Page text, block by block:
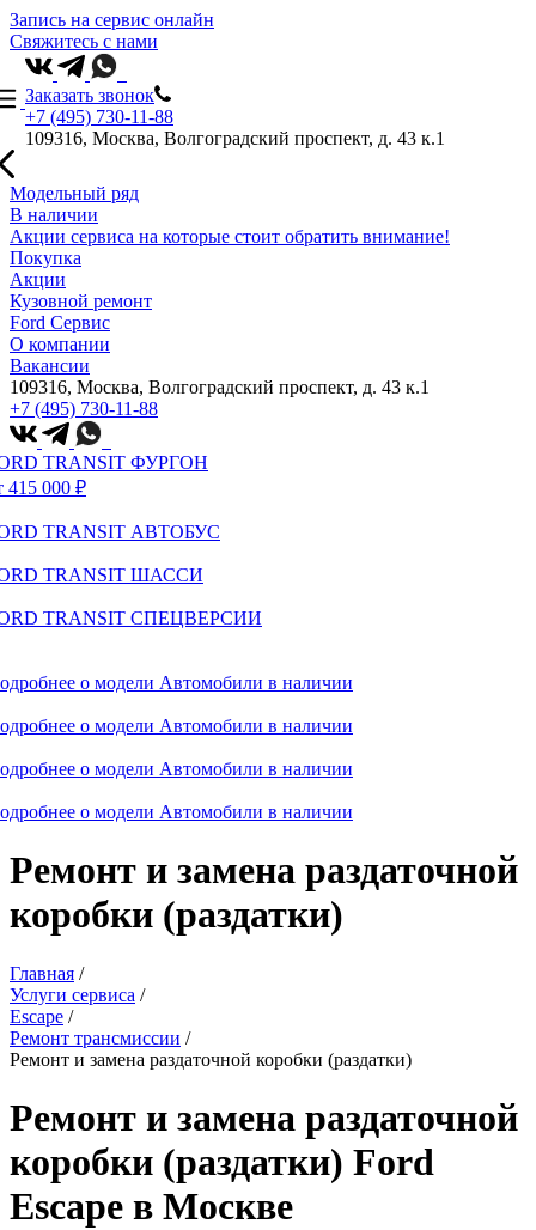
Запись на сервис онлайн
Свяжитесь с нами
Заказать звонок
+7 (495) 730-11-88
109316, Москва, Волгоградский проспект, д. 43 к.1
Модельный ряд
В наличии
Акции сервиса на которые стоит обратить внимание!
Покупка
Акции
Кузовной ремонт
Ford Сервис
О компании
Вакансии
109316, Москва, Волгоградский проспект, д. 43 к.1
+7 (495) 730-11-88
TRANSIT ФУРГОН
415 000 ₽
TRANSIT АВТОБУС
TRANSIT ШАССИ
TRANSIT СПЕЦВЕРСИИ
о модели Автомобили в наличии
о модели Автомобили в наличии
о модели Автомобили в наличии
о модели Автомобили в наличии
Ремонт и замена раздаточной
коробки (раздатки)
Главная /
Услуги сервиса /
Escape /
Ремонт трансмиссии /
Ремонт и замена раздаточной коробки (раздатки)
Ремонт и замена раздаточной
коробки (раздатки) Ford
Escape в Москве